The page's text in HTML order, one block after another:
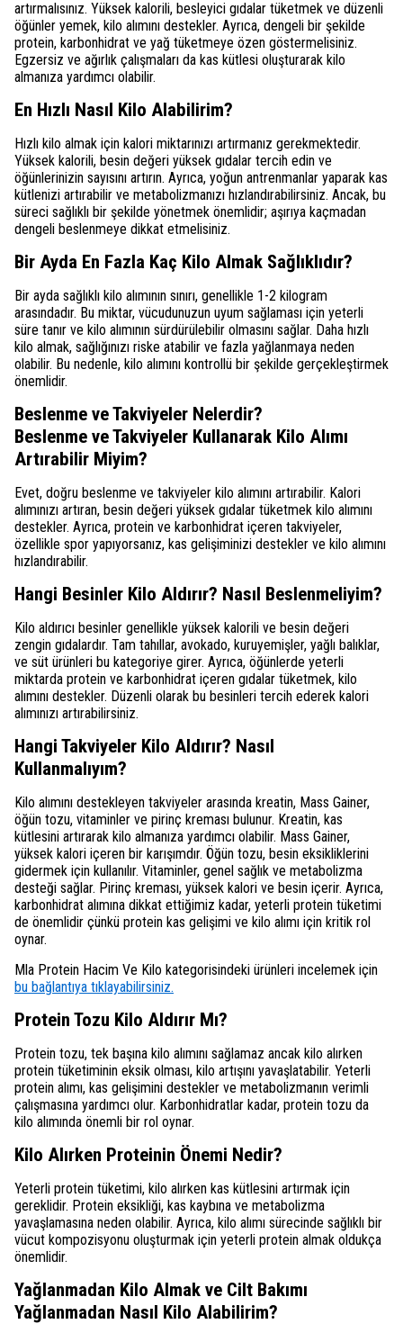
artırmalısınız. Yüksek kalorili, besleyici gıdalar tüketmek ve düzenli
öğünler yemek, kilo alımını destekler. Ayrıca, dengeli bir şekilde
protein, karbonhidrat ve yağ tüketmeye özen göstermelisiniz.
Egzersiz ve ağırlık çalışmaları da kas kütlesi oluşturarak kilo
almanıza yardımcı olabilir.
En Hızlı Nasıl Kilo Alabilirim?
Hızlı kilo almak için kalori miktarınızı artırmanız gerekmektedir.
Yüksek kalorili, besin değeri yüksek gıdalar tercih edin ve
öğünlerinizin sayısını artırın. Ayrıca, yoğun antrenmanlar yaparak kas
kütlenizi artırabilir ve metabolizmanızı hızlandırabilirsiniz. Ancak, bu
süreci sağlıklı bir şekilde yönetmek önemlidir; aşırıya kaçmadan
dengeli beslenmeye dikkat etmelisiniz.
Bir Ayda En Fazla Kaç Kilo Almak Sağlıklıdır?
Bir ayda sağlıklı kilo alımının sınırı, genellikle 1-2 kilogram
arasındadır. Bu miktar, vücudunuzun uyum sağlaması için yeterli
süre tanır ve kilo alımının sürdürülebilir olmasını sağlar. Daha hızlı
kilo almak, sağlığınızı riske atabilir ve fazla yağlanmaya neden
olabilir. Bu nedenle, kilo alımını kontrollü bir şekilde gerçekleştirmek
önemlidir.
Beslenme ve Takviyeler Nelerdir?
Beslenme ve Takviyeler Kullanarak Kilo Alımı
Artırabilir Miyim?
Evet, doğru beslenme ve takviyeler kilo alımını artırabilir. Kalori
alımınızı artıran, besin değeri yüksek gıdalar tüketmek kilo alımını
destekler. Ayrıca, protein ve karbonhidrat içeren takviyeler,
özellikle spor yapıyorsanız, kas gelişiminizi destekler ve kilo alımını
hızlandırabilir.
Hangi Besinler Kilo Aldırır? Nasıl Beslenmeliyim?
Kilo aldırıcı besinler genellikle yüksek kalorili ve besin değeri
zengin gıdalardır. Tam tahıllar, avokado, kuruyemişler, yağlı balıklar,
ve süt ürünleri bu kategoriye girer. Ayrıca, öğünlerde yeterli
miktarda protein ve karbonhidrat içeren gıdalar tüketmek, kilo
alımını destekler. Düzenli olarak bu besinleri tercih ederek kalori
alımınızı artırabilirsiniz.
Hangi Takviyeler Kilo Aldırır? Nasıl
Kullanmalıyım?
Kilo alımını destekleyen takviyeler arasında kreatin, Mass Gainer,
öğün tozu, vitaminler ve pirinç kreması bulunur. Kreatin, kas
kütlesini artırarak kilo almanıza yardımcı olabilir. Mass Gainer,
yüksek kalori içeren bir karışımdır. Öğün tozu, besin eksikliklerini
gidermek için kullanılır. Vitaminler, genel sağlık ve metabolizma
desteği sağlar. Pirinç kreması, yüksek kalori ve besin içerir. Ayrıca,
karbonhidrat alımına dikkat ettiğimiz kadar, yeterli protein tüketimi
de önemlidir çünkü protein kas gelişimi ve kilo alımı için kritik rol
oynar.
Mla Protein Hacim Ve Kilo kategorisindeki ürünleri incelemek için
bu bağlantıya tıklayabilirsiniz.
Protein Tozu Kilo Aldırır Mı?
Protein tozu, tek başına kilo alımını sağlamaz ancak kilo alırken
protein tüketiminin eksik olması, kilo artışını yavaşlatabilir. Yeterli
protein alımı, kas gelişimini destekler ve metabolizmanın verimli
çalışmasına yardımcı olur. Karbonhidratlar kadar, protein tozu da
kilo alımında önemli bir rol oynar.
Kilo Alırken Proteinin Önemi Nedir?
Yeterli protein tüketimi, kilo alırken kas kütlesini artırmak için
gereklidir. Protein eksikliği, kas kaybına ve metabolizma
yavaşlamasına neden olabilir. Ayrıca, kilo alımı sürecinde sağlıklı bir
vücut kompozisyonu oluşturmak için yeterli protein almak oldukça
önemlidir.
Yağlanmadan Kilo Almak ve Cilt Bakımı
Yağlanmadan Nasıl Kilo Alabilirim?